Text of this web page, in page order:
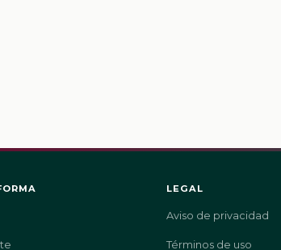
LEGAL
Aviso de privacidad
Términos de uso